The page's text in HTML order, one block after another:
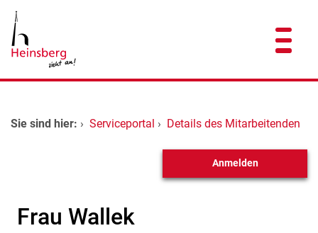
Zum Hauptinhalt springen
Zum Header
Zum Hauptinhalt
Zum Footer
Dienstleistungen A-Z
Sie sind hier: › Serviceportal › Details des Mitarbeitenden
Anmelden
Frau Wallek